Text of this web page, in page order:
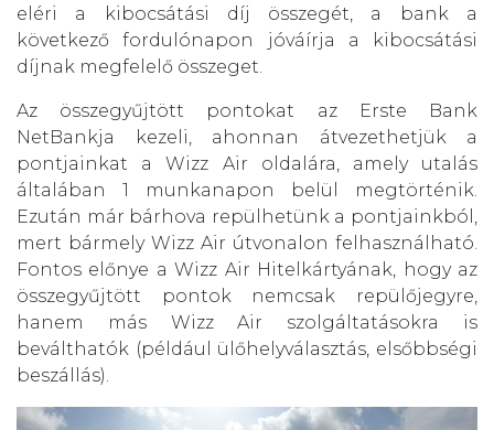
eléri a kibocsátási díj összegét, a bank a
következő fordulónapon jóváírja a kibocsátási
díjnak megfelelő összeget.
Az összegyűjtött pontokat az Erste Bank
NetBankja kezeli, ahonnan átvezethetjük a
pontjainkat a Wizz Air oldalára, amely utalás
általában 1 munkanapon belül megtörténik.
Ezután már bárhova repülhetünk a pontjainkból,
mert bármely Wizz Air útvonalon felhasználható.
Fontos előnye a Wizz Air Hitelkártyának, hogy az
összegyűjtött pontok nemcsak repülőjegyre,
hanem más Wizz Air szolgáltatásokra is
beválthatók (például ülőhelyválasztás, elsőbbségi
beszállás).